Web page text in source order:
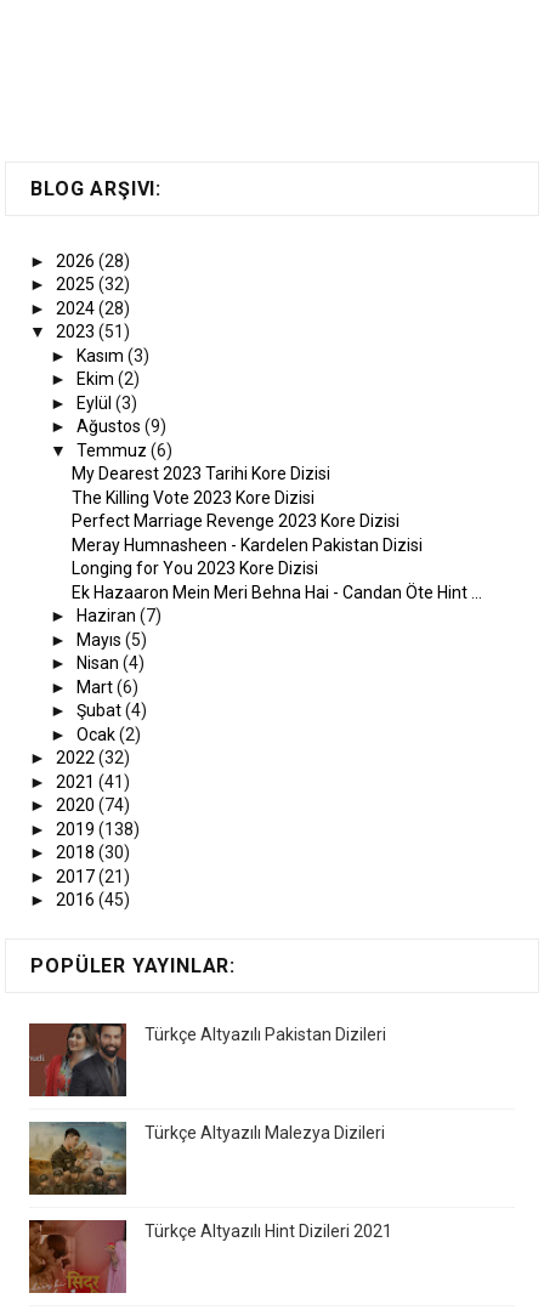
BLOG ARŞIVI:
►2026(28)
►2025(32)
►2024(28)
▼2023(51)
►Kasım(3)
►
Ekim(2)
►Eylül(3)
►Ağustos(9)
▼Temmuz(6)
My Dearest 2023 Tarihi Kore Dizisi
The Killing Vote 2023 Kore Dizisi
Perfect Marriage Revenge 2023 Kore Dizisi
Meray Humnasheen - Kardelen Pakistan Dizisi
Longing for You 2023 Kore Dizisi
Ek Hazaaron Mein Meri Behna Hai - Candan Öte Hint ...
►
Haziran(7)
►Mayıs(5)
►
Nisan(4)
►Mart(6)
►Şubat(4)
►Ocak(2)
►2022(32)
►2021(41)
►2020(74)
►2019(138)
►2018(30)
►2017(21)
►2016(45)
POPÜLER YAYINLAR:
Türkçe Altyazılı Pakistan Dizileri
Türkçe Altyazılı Malezya Dizileri
Türkçe Altyazılı Hint Dizileri 2021